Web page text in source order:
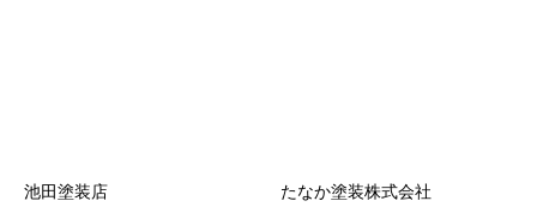
３．退会した会員の会員情報、当会社が当該会員の退
池田塗装店 たなか塗装株式会社